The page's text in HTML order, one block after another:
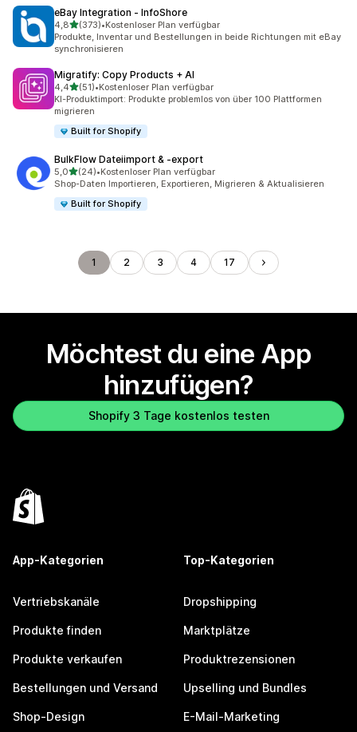
eBay Integration ‑ InfoShore
4,8von 5 Sternen
(373)
373 Rezensionen insgesamt
•Kostenloser Plan verfügbar
Produkte, Inventar und Bestellungen in beide Richtungen mit eBay
synchronisieren
Migratify: Copy Products + AI
4,4von 5 Sternen
(51)
51 Rezensionen insgesamt
•Kostenloser Plan verfügbar
KI-Produktimport: Produkte problemlos von über 100 Plattformen
migrieren
Built for Shopify
BulkFlow Dateiimport & ‑export
5,0von 5 Sternen
(24)
24 Rezensionen insgesamt
•Kostenloser Plan verfügbar
Shop-Daten Importieren, Exportieren, Migrieren & Aktualisieren
Built for Shopify
1 2 3 4 17
Möchtest du eine App
hinzufügen?
Shopify 3 Tage kostenlos testen
App-Kategorien
Vertriebskanäle
Produkte finden
Produkte verkaufen
Bestellungen und Versand
Shop-Design
Top-Kategorien
Dropshipping
Marktplätze
Produktrezensionen
Upselling und Bundles
E-Mail-Marketing